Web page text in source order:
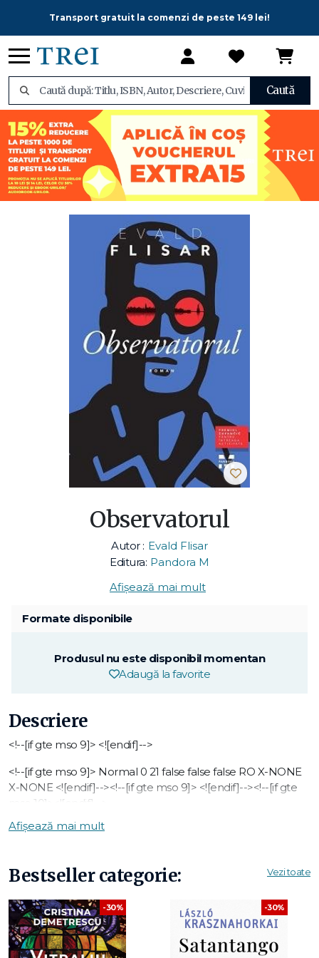
Transport gratuit la comenzi de peste 149 lei!
Caută
Observatorul
Autor : Evald Flisar
Editura: Pandora M
Afișează mai mult
Formate disponibile
Produsul nu este disponibil momentan
Adaugă la favorite
Descriere
<!--[if gte mso 9]> <![endif]-->
<!--[if gte mso 9]> Normal 0 21 false false false RO X-NONE
X-NONE <![endif]--><!--[if gte mso 9]> <![endif]--><!--[if gte
mso 10]>
<![endif]-->
Premiul ŽUPANČIČ
Cărții din Republica Slovenia.
Această carte s-a publicat cu sprijinul Fundației Trubar din
Asociația Scriitorilor Sloveni, Ljubljana, Slovenija.
Flisar se joacă subtil cu cititorul:îi oferă un amestec de
thriller filosofic, poveste de dragoste şi roman polițist, totul
Afișează mai mult
Bestseller categorie: Vezi toate
-30% -30%